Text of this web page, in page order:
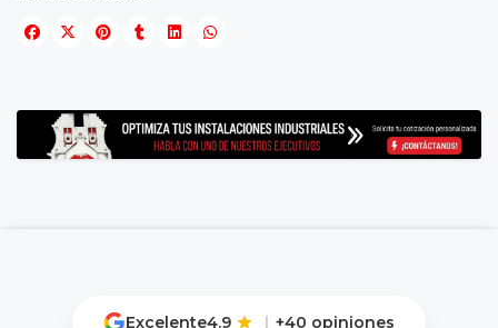
Excelente4.9 | +40 opiniones